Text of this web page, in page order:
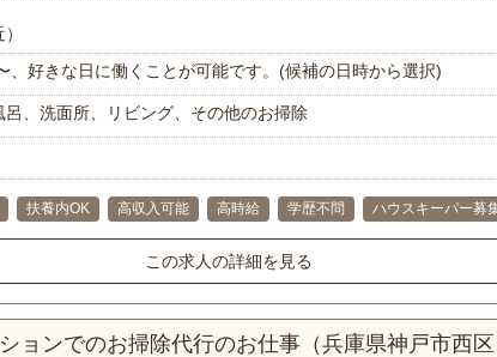
、好きな日に働くことが可能です。(候補の日時から選択)
、洗面所、リビング、その他のお掃除
扶養内OK 高収入可能 高時給 学歴不問 ハウスキーパー募
この求人の詳細を見る
ョンでのお掃除代行のお仕事（兵庫県神戸市西